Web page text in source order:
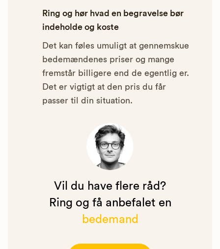
Ring og hør hvad en begravelse bør
indeholde og koste
Det kan føles umuligt at gennemskue
bedemændenes priser og mange
fremstår billigere end de egentlig er.
Det er vigtigt at den pris du får
passer til din situation.
Vil du have flere råd?
Ring og få anbefalet en
bedemand